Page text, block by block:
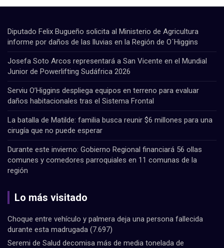
Diputado Felix Bugueño solicita al Ministerio de Agricultura
informe por daños de las lluvias en la Región de O´Higgins
Josefa Soto Arcos representará a San Vicente en el Mundial
Junior de Powerlifting Sudáfrica 2026
Serviu O’Higgins despliega equipos en terreno para evaluar
daños habitacionales tras el Sistema Frontal
La batalla de Matilde: familia busca reunir $6 millones para una
cirugía que no puede esperar
Durante este invierno: Gobierno Regional financiará 56 ollas
comunes y comedores parroquiales en 11 comunas de la
región
Lo más visitado
Choque entre vehículo y palmera deja una persona fallecida
durante esta madrugada (7.697)
Seremi de Salud decomisa más de media tonelada de